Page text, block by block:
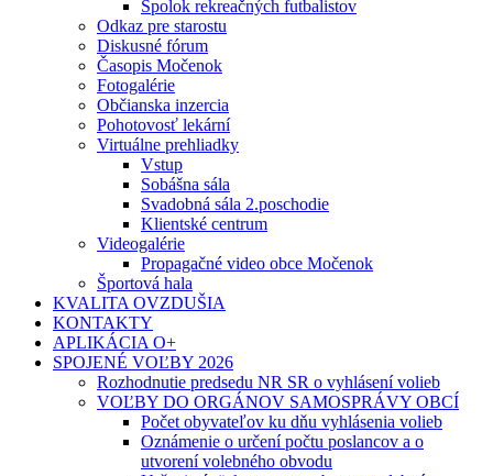
Spolok rekreačných futbalistov
Odkaz pre starostu
Diskusné fórum
Časopis Močenok
Fotogalérie
Občianska inzercia
Pohotovosť lekární
Virtuálne prehliadky
Vstup
Sobášna sála
Svadobná sála 2.poschodie
Klientské centrum
Videogalérie
Propagačné video obce Močenok
Športová hala
KVALITA OVZDUŠIA
KONTAKTY
APLIKÁCIA O+
SPOJENÉ VOĽBY 2026
Rozhodnutie predsedu NR SR o vyhlásení volieb
VOĽBY DO ORGÁNOV SAMOSPRÁVY OBCÍ
Počet obyvateľov ku dňu vyhlásenia volieb
Oznámenie o určení počtu poslancov a o
utvorení volebného obvodu